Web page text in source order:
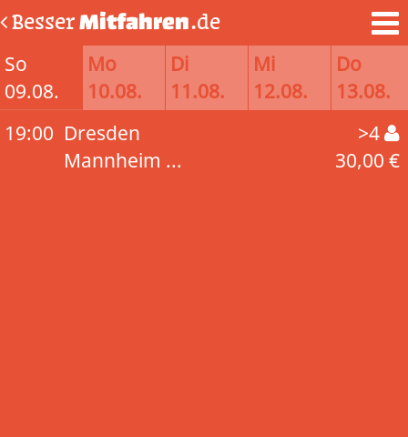
BesserMitfahren.de
So
09.08.
Mo
10.08.
Di
11.08.
Mi
12.08.
Do
13.08.
19:00 Dresden
Mannheim ...
>4
30,00 €